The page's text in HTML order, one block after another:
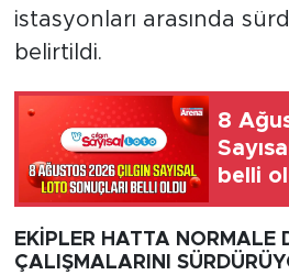
istasyonları arasında
belirtildi.
8
belli
EKİPLER HATTA NORMALE
ÇALIŞMALARINI